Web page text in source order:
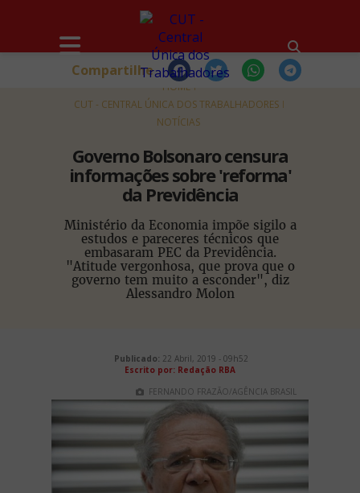
HOME
CUT - CENTRAL ÚNICA DOS TRABALHADORES
NOTÍCIAS
Governo Bolsonaro censura
informações sobre 'reforma'
da Previdência
Ministério da Economia impõe sigilo a
estudos e pareceres técnicos que
embasaram PEC da Previdência.
"Atitude vergonhosa, que prova que o
governo tem muito a esconder", diz
Alessandro Molon
Compartilhe
Publicado: 22 Abril, 2019 - 09h52
Escrito por: Redação RBA
FERNANDO FRAZÃO/AGÊNCIA BRASIL